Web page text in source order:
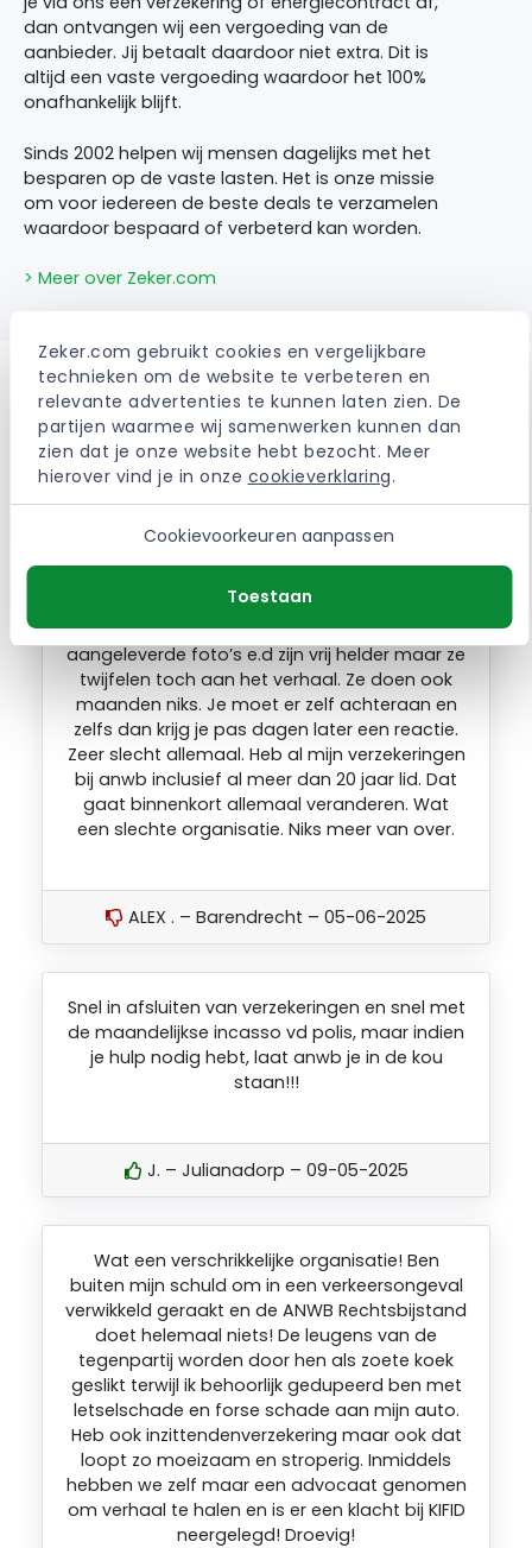
Zeker.com gebruikt cookies en vergelijkbare
technieken om de website te verbeteren en
relevante advertenties te kunnen laten zien. De
partijen waarmee wij samenwerken kunnen dan
zien dat je onze website hebt bezocht. Meer
hierover vind je in onze cookieverklaring.
Cookievoorkeuren aanpassen
Toestaan
dan ontvangen wij een vergoeding van de
aanbieder. Jij betaalt daardoor niet extra. Dit is
altijd een vaste vergoeding waardoor het 100%
onafhankelijk blijft.
Sinds 2002 helpen wij mensen dagelijks met het
besparen op de vaste lasten. Het is onze missie
om voor iedereen de beste deals te verzamelen
waardoor bespaard of verbeterd kan worden.
> Meer over Zeker.com
Ervaringen met de ANWB
Rechtsbijstandverzekering
Mijn auto is total loss gereden door een rood
rijder en heb 2 getuigen. De door mij
aangeleverde foto’s e.d zijn vrij helder maar ze
twijfelen toch aan het verhaal. Ze doen ook
maanden niks. Je moet er zelf achteraan en
zelfs dan krijg je pas dagen later een reactie.
Zeer slecht allemaal. Heb al mijn verzekeringen
bij anwb inclusief al meer dan 20 jaar lid. Dat
gaat binnenkort allemaal veranderen. Wat
een slechte organisatie. Niks meer van over.
ALEX . – Barendrecht – 05-06-2025
Snel in afsluiten van verzekeringen en snel met
de maandelijkse incasso vd polis, maar indien
je hulp nodig hebt, laat anwb je in de kou
staan!!!
J. – Julianadorp – 09-05-2025
Wat een verschrikkelijke organisatie! Ben
buiten mijn schuld om in een verkeersongeval
verwikkeld geraakt en de ANWB Rechtsbijstand
doet helemaal niets! De leugens van de
tegenpartij worden door hen als zoete koek
geslikt terwijl ik behoorlijk gedupeerd ben met
letselschade en forse schade aan mijn auto.
Heb ook inzittendenverzekering maar ook dat
loopt zo moeizaam en stroperig. Inmiddels
hebben we zelf maar een advocaat genomen
om verhaal te halen en is er een klacht bij KIFID
neergelegd! Droevig!